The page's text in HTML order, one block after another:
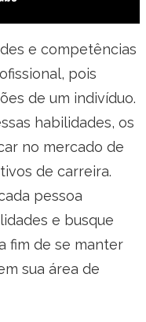
e competências
pois
de um indivíduo.
habilidades, os
no mercado de
de carreira.
pessoa
e busque
fim de se manter
sua área de